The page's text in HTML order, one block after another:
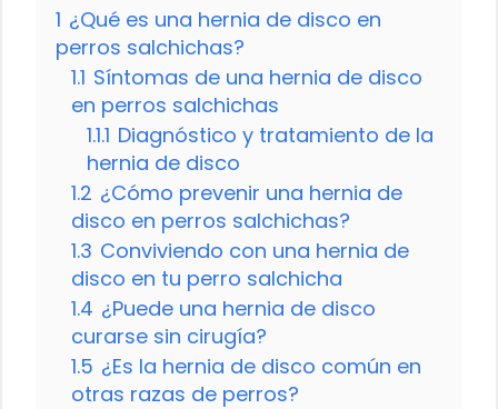
1 ¿Qué es una hernia de disco en
perros salchichas?
1.1 Síntomas de una hernia de disco
en perros salchichas
1.1.1 Diagnóstico y tratamiento de la
hernia de disco
1.2 ¿Cómo prevenir una hernia de
disco en perros salchichas?
1.3 Conviviendo con una hernia de
disco en tu perro salchicha
1.4 ¿Puede una hernia de disco
curarse sin cirugía?
1.5 ¿Es la hernia de disco común en
otras razas de perros?